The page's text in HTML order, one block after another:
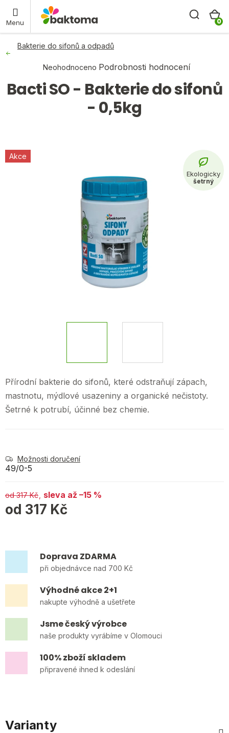
Přejít
na
Bakterie do sifonů a odpadů
Přírodní bakterie do sifonů, které odstraňují zápach,
mastnotu, mýdlové usazeniny a organické nečistoty.
Šetrné k potrubí, účinné bez chemie.
Možnosti doručení
49/0-5
od 317 Kč až –15 %
od 317 Kč
Bacti SO - Bakterie do sifonů
- 0,5kg
Průměrné
produktu
je
Neohodnoceno Podrobnosti hodnocení
Akce
Doprava ZDARMA
při objednávce nad 700 Kč
Výhodné akce 2+1
nakupte výhodně a ušetřete
Jsme český výrobce
naše produkty vyrábíme v Olomouci
100% zboží skladem
připravené ihned k odeslání
Varianty
baktoma.cz - AI chat